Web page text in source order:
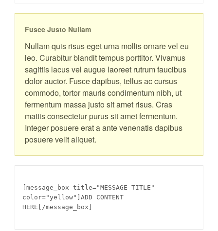
Fusce Justo Nullam
Nullam quis risus eget urna mollis ornare vel eu
leo. Curabitur blandit tempus porttitor. Vivamus
sagittis lacus vel augue laoreet rutrum faucibus
dolor auctor. Fusce dapibus, tellus ac cursus
commodo, tortor mauris condimentum nibh, ut
fermentum massa justo sit amet risus. Cras
mattis consectetur purus sit amet fermentum.
Integer posuere erat a ante venenatis dapibus
posuere velit aliquet.
[message_box title="MESSAGE TITLE"
color="yellow"]ADD CONTENT
HERE[/message_box]